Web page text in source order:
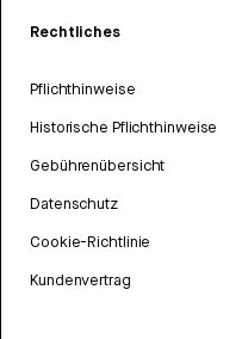
Rechtliches
Pflichthinweise
Historische Pflichthinweise
Gebührenübersicht
Datenschutz
Cookie-Richtlinie
Kundenvertrag